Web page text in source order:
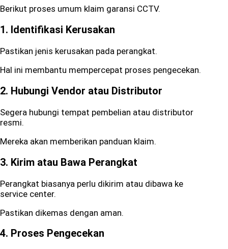
Berikut proses umum klaim garansi CCTV.
1. Identifikasi Kerusakan
Pastikan jenis kerusakan pada perangkat.
Hal ini membantu mempercepat proses pengecekan.
2. Hubungi Vendor atau Distributor
Segera hubungi tempat pembelian atau distributor
resmi.
Mereka akan memberikan panduan klaim.
3. Kirim atau Bawa Perangkat
Perangkat biasanya perlu dikirim atau dibawa ke
service center.
Pastikan dikemas dengan aman.
4. Proses Pengecekan